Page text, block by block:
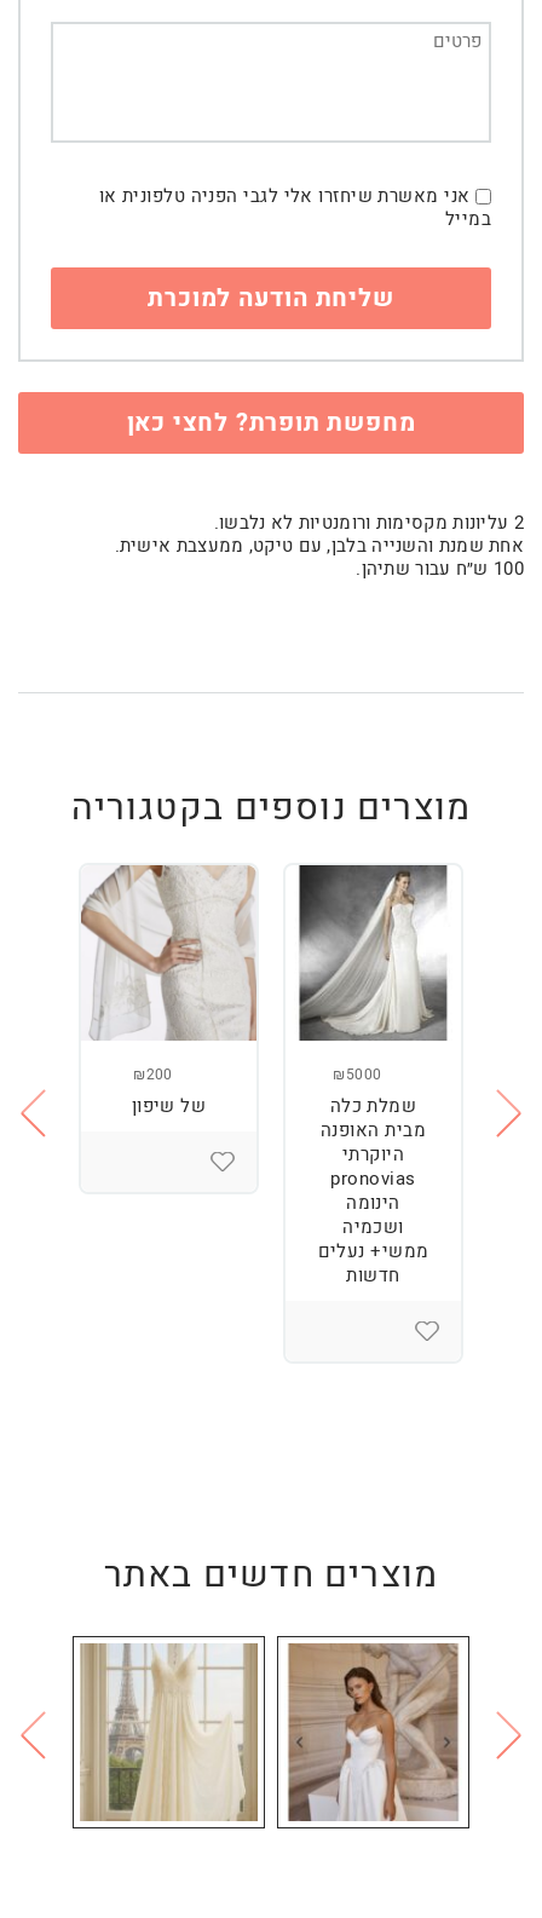
אני מאשרת שיחזרו אלי לגבי הפניה טלפונית או
במייל
מחפשת תופרת? לחצי כאן
2 עליונות מקסימות ורומנטיות לא נלבשו.
אחת שמנת והשנייה בלבן, עם טיקט, ממעצבת אישית.
100 ש״ח עבור שתיהן.
מוצרים נוספים בקטגוריה
₪5000
שמלת כלה
מבית האופנה
היוקרתי
pronovias
הינומה
ושכמיה
ממשי+ נעלים
חדשות
₪200
של שיפון
מוצרים חדשים באתר